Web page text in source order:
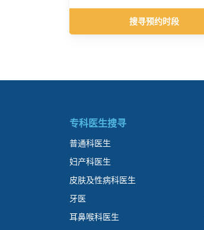
搜寻预约时段
专科医生搜寻
普通科医生
妇产科医生
皮肤及性病科医生
牙医
耳鼻喉科医生